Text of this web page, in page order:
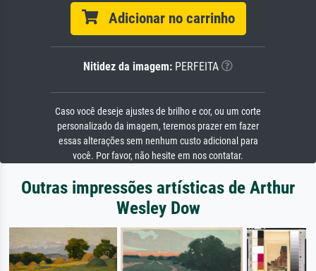
Adicionar no carrinho
Nitidez da imagem: PERFEITA
Caso você deseje ajustes de brilho e cor, ou um corte
personalizado da imagem, teremos prazer em fazer
essas alterações sem nenhum custo adicional para
você. Por favor, não hesite em nos contatar.
Outras impressões artísticas de Arthur
Wesley Dow